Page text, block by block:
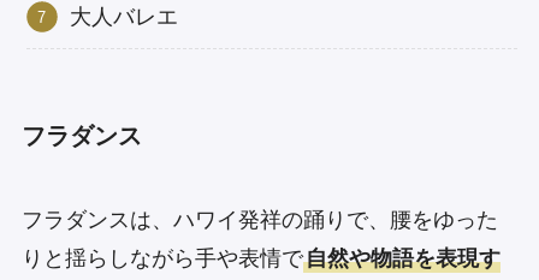
大人バレエ
フラダンス
フラダンスは、ハワイ発祥の踊りで、腰をゆった
りと揺らしながら手や表情で自然や物語を表現す